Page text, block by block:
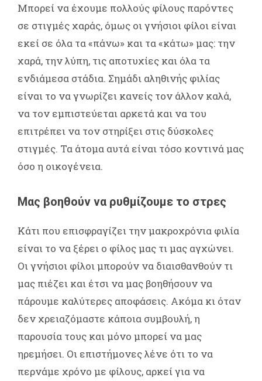
Μπορεί να έχουμε πολλούς φίλους παρόντες
σε στιγμές χαράς, όμως οι γνήσιοι φίλοι είναι
εκεί σε όλα τα «πάνω» και τα «κάτω» μας: την
χαρά, την λύπη, τις αποτυχίες και όλα τα
ενδιάμεσα στάδια. Σημάδι αληθινής φιλίας
είναι το να γνωρίζει κανείς τον άλλον καλά,
να τον εμπιστεύεται αρκετά και να του
επιτρέπει να τον στηρίξει στις δύσκολες
στιγμές. Τα άτομα αυτά είναι τόσο κοντινά μας
όσο η οικογένεια.
Μας βοηθούν να ρυθμίζουμε το στρες
Κάτι που επισφραγίζει την μακροχρόνια φιλία
είναι το να ξέρει ο φίλος μας τι μας αγχώνει.
Οι γνήσιοι φίλοι μπορούν να διαισθανθούν τι
μας πιέζει και έτσι να μας βοηθήσουν να
πάρουμε καλύτερες αποφάσεις. Ακόμα κι όταν
δεν χρειαζόμαστε κάποια συμβουλή, η
παρουσία τους και μόνο μπορεί να μας
ηρεμήσει. Οι επιστήμονες λένε ότι το να
περνάμε χρόνο με φίλους, αρκεί για να